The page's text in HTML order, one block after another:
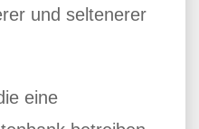
und seltenerer
eine